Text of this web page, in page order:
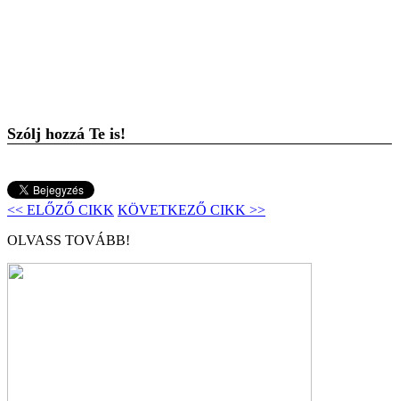
Szólj hozzá Te is!
<< ELŐZŐ CIKK KÖVETKEZŐ CIKK >>
OLVASS TOVÁBB!